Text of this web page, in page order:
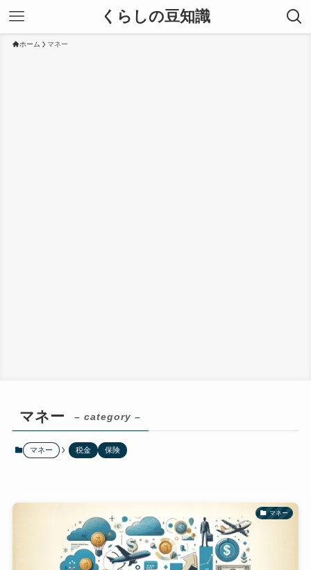
くらしの豆知識
ホーム マネー
マネー – category –
マネー 税金 保険
マネー